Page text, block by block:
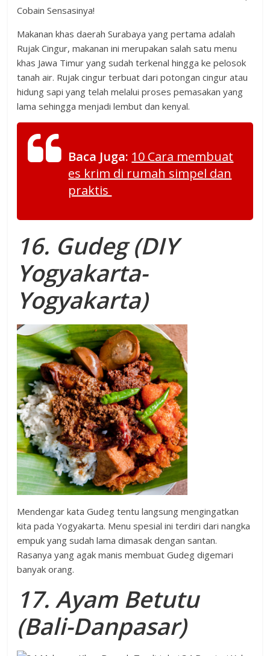
Makanan khas daerah Surabaya yang pertama adalah
Rujak Cingur, makanan ini merupakan salah satu menu
khas Jawa Timur yang sudah terkenal hingga ke pelosok
tanah air. Rujak cingur terbuat dari potongan cingur atau
hidung sapi yang telah melalui proses pemasakan yang
lama sehingga menjadi lembut dan kenyal.
Baca Juga: 10 Cara membuat
es krim di rumah simpel dan
praktis
16. Gudeg (DIY
Yogyakarta-
Yogyakarta)
Mendengar kata Gudeg tentu langsung mengingatkan
kita pada Yogyakarta. Menu spesial ini terdiri dari nangka
empuk yang sudah lama dimasak dengan santan.
Rasanya yang agak manis membuat Gudeg digemari
banyak orang.
17. Ayam Betutu
(Bali-Danpasar)